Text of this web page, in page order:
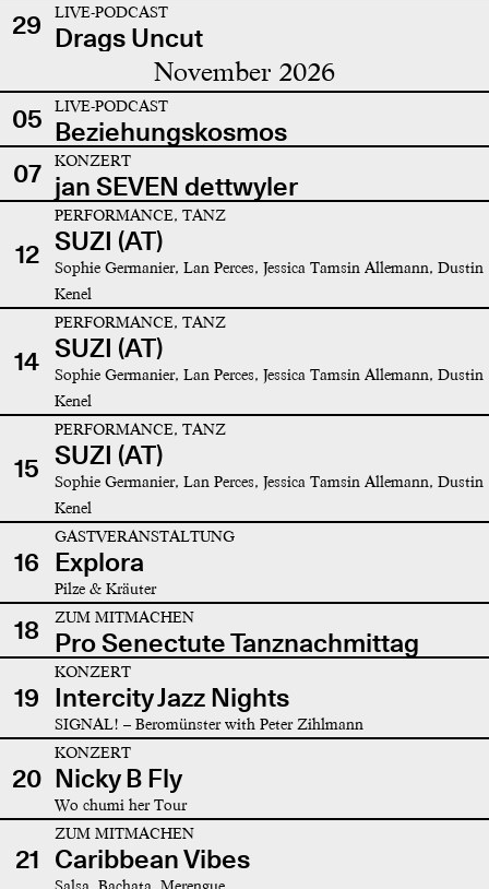
29
LIVE-PODCAST
Drags Uncut
November 2026
05 LIVE-PODCAST
Beziehungskosmos
07
KONZERT
jan SEVEN dettwyler
12
PERFORMANCE, TANZ
SUZI (AT)
Sophie Germanier, Lan Perces, Jessica Tamsin Allemann, Dustin
Kenel
14
PERFORMANCE, TANZ
SUZI (AT)
Sophie Germanier, Lan Perces, Jessica Tamsin Allemann, Dustin
Kenel
15
PERFORMANCE, TANZ
SUZI (AT)
Sophie Germanier, Lan Perces, Jessica Tamsin Allemann, Dustin
Kenel
16
GASTVERANSTALTUNG
Explora
Pilze & Kräuter
18 ZUM MITMACHEN
Pro Senectute Tanznachmittag
19
KONZERT
Intercity Jazz Nights
SIGNAL! – Beromünster with Peter Zihlmann
20
KONZERT
Nicky B Fly
Wo chumi her Tour
21
ZUM MITMACHEN
Caribbean Vibes